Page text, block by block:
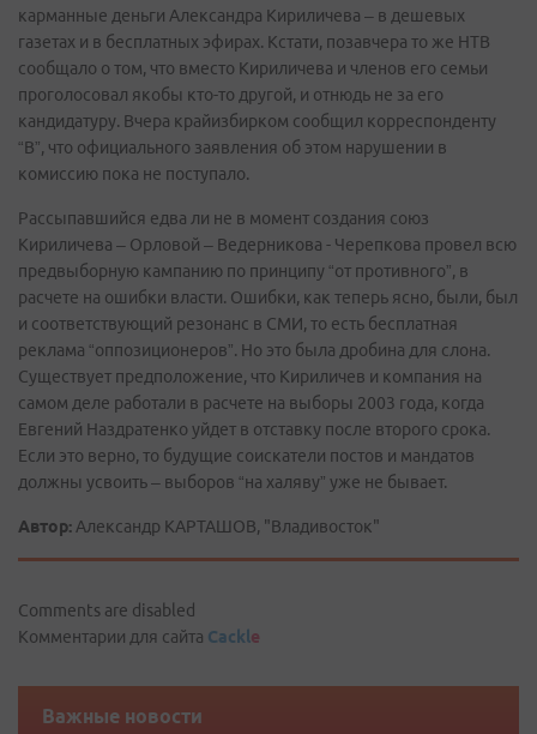
карманные деньги Александра Кириличева – в дешевых
газетах и в бесплатных эфирах. Кстати, позавчера то же НТВ
сообщало о том, что вместо Кириличева и членов его семьи
проголосовал якобы кто-то другой, и отнюдь не за его
кандидатуру. Вчера крайизбирком сообщил корреспонденту
“В”, что официального заявления об этом нарушении в
комиссию пока не поступало.
Рассыпавшийся едва ли не в момент создания союз
Кириличева – Орловой – Ведерникова - Черепкова провел всю
предвыборную кампанию по принципу “от противного”, в
расчете на ошибки власти. Ошибки, как теперь ясно, были, был
и соответствующий резонанс в СМИ, то есть бесплатная
реклама “оппозиционеров”. Но это была дробина для слона.
Существует предположение, что Кириличев и компания на
самом деле работали в расчете на выборы 2003 года, когда
Евгений Наздратенко уйдет в отставку после второго срока.
Если это верно, то будущие соискатели постов и мандатов
должны усвоить – выборов “на халяву” уже не бывает.
Автор: Александр КАРТАШОВ, "Владивосток"
Comments are disabled
Комментарии для сайта Cackle
Важные новости